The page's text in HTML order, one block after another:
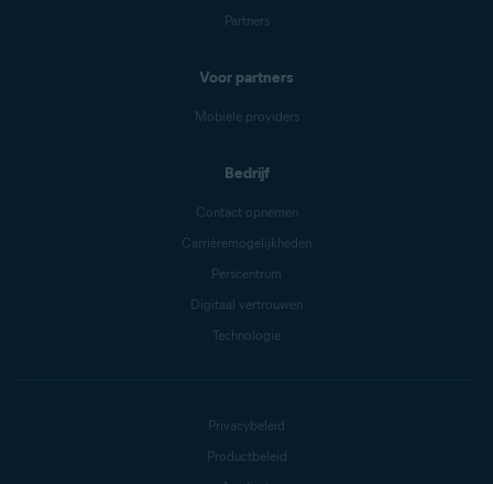
Partners
Voor partners
Mobiele providers
Bedrijf
Contact opnemen
Carrièremogelijkheden
Perscentrum
Digitaal vertrouwen
Technologie
Privacybeleid
Productbeleid